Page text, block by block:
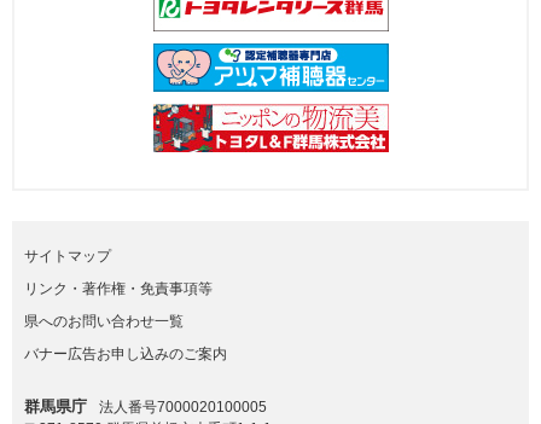
サイトマップ
リンク・著作権・免責事項等
県へのお問い合わせ一覧
バナー広告お申し込みのご案内
群馬県庁
法人番号7000020100005